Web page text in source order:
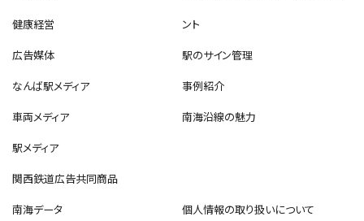
健康経営
広告媒体
なんば駅メディア
車両メディア
駅メディア
関西鉄道広告共同商品
ント
駅のサイン管理
事例紹介
南海沿線の魅力
南海データ
個人情報の取り扱いについて